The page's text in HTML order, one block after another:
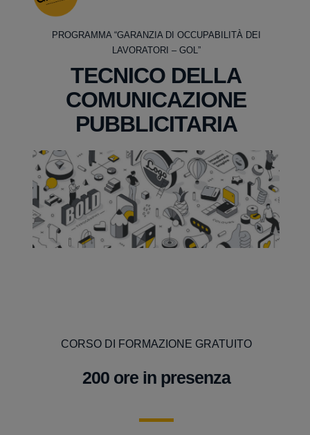
PROGRAMMA “GARANZIA DI OCCUPABILITÀ DEI
LAVORATORI – GOL”
TECNICO DELLA
COMUNICAZIONE
PUBBLICITARIA
CORSO DI FORMAZIONE GRATUITO
200 ore in presenza